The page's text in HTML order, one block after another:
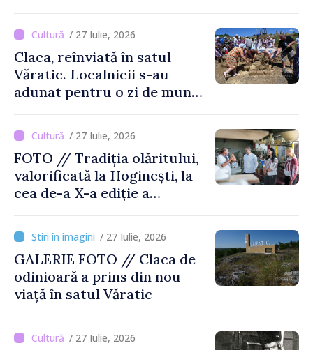
/ 27 Iulie, 2026
Claca, reînviată în satul
Văratic. Localnicii s-au
adunat pentru o zi de muncă
/ 27 Iulie, 2026
FOTO // Tradiția olăritului,
valorificată la Hoginești, la
cea de-a X-a ediție a
Vasile Gonciari”
/ 27 Iulie, 2026
GALERIE FOTO // Claca de
odinioară a prins din nou
viață în satul Văratic
/ 27 Iulie, 2026